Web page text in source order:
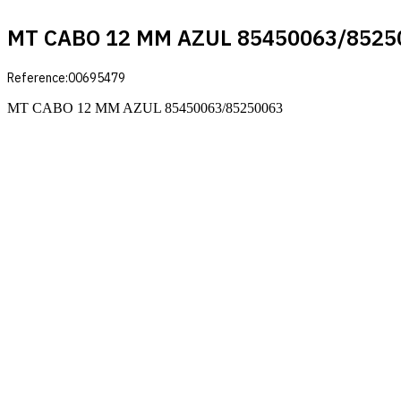
MT CABO 12 MM AZUL 85450063/
Reference:00695479
MT CABO 12 MM AZUL 85450063/85250063